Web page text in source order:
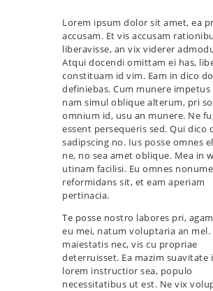
Lorem ipsum dolor sit amet, ea
accusam. Et vis accusam
liberavisse, an vix viderer
Atqui docendi omittam ei has,
constituam id vim. Eam in dico
definiebas. Cum munere impetus
nam simul oblique alterum, pri
omnium id, usu an munere. Ne
essent persequeris sed. Qui dico
sadipscing no. Ius posse omnes
ne, no sea amet oblique. Mea in
utinam facilisi. Eu omnes
reformidans sit, et eam aperiam
pertinacia.
Te posse nostro labores pri,
eu mei, natum voluptaria an mel.
maiestatis nec, vis cu propriae
deterruisset. Ea mazim suavitate
lorem instructior sea, populo
necessitatibus ut est. Ne vix